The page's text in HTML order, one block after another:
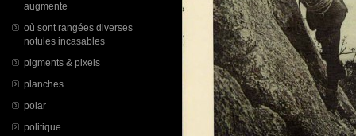
augmente
où sont rangées diverses
notules incasables
pigments & pixels
planches
polar
politique